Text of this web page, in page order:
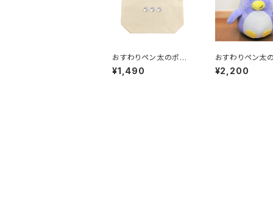
おすわりペン太のポー
チ よこならび
¥1,490
おすわりペン太
もちぬいぐるみ
¥2,200